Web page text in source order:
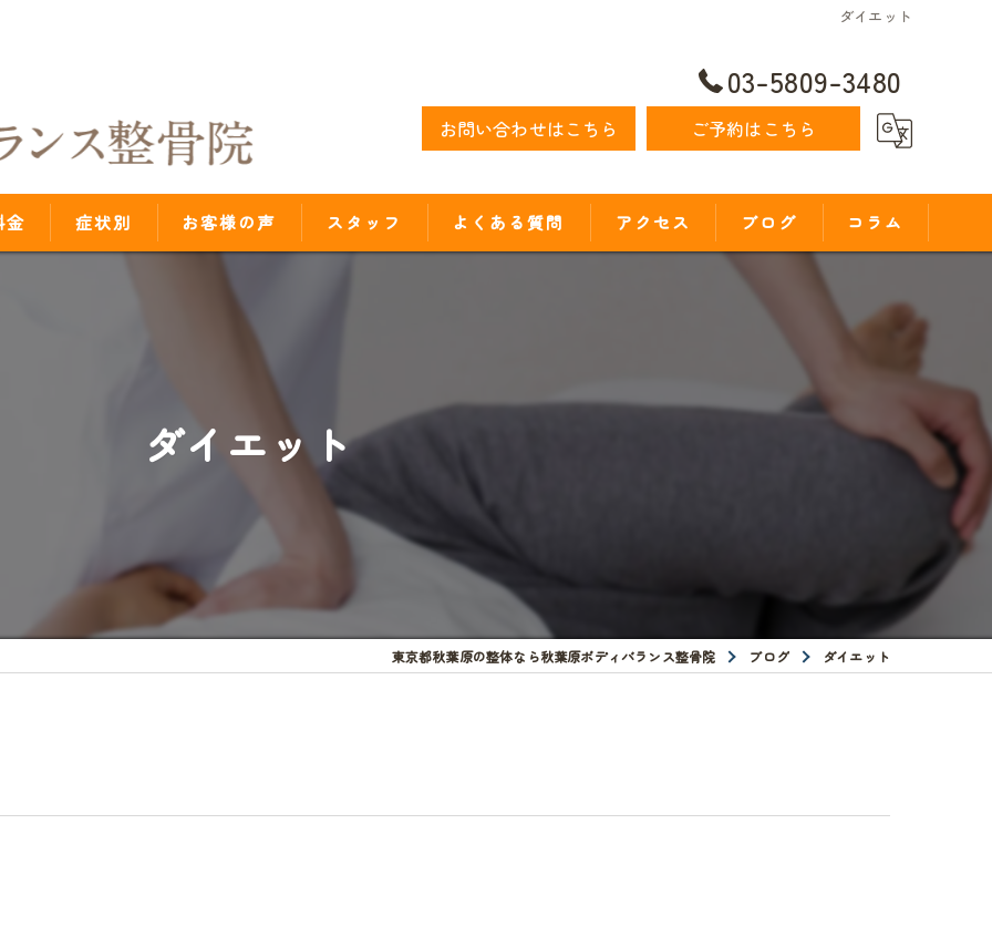
ダイエット
03-5809-3480
お問い合わせはこちら ご予約はこちら
金 症状別 お客様の声 スタッフ よくある質問 アクセス ブログ コラム
ダイエット
東京都秋葉原の整体なら秋葉原ボディバランス整骨院 ブログ ダイエット